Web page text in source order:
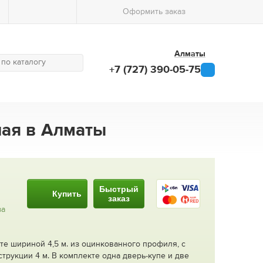
Оформить заказ
Алматы
+7 (727) 390-05-75
в Алматы
Купить
Быстрый
заказ
шириной 4,5 м. из оцинкованного профиля, с
4 м. В комплекте одна дверь-купе и две